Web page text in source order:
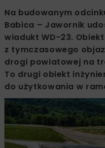
Na budowanym
Babica – Jawornik
wiadukt WD-23.
z tymczasowego
drogi powiatowej na
To drugi obiekt
do użytkowania w